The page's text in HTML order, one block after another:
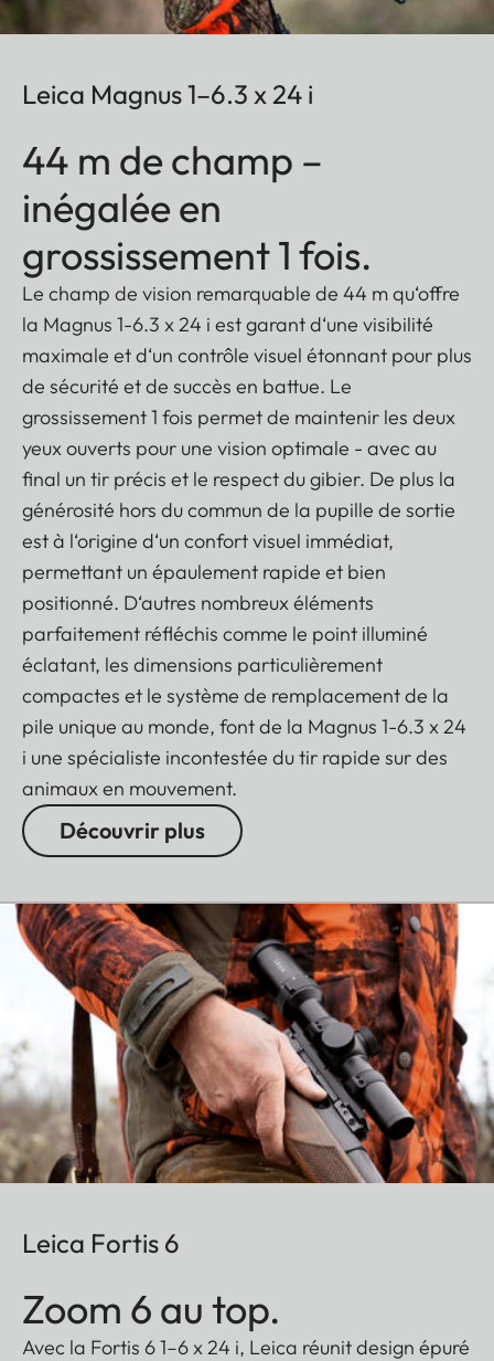
Leica Magnus 1–6.3 x 24 i
44 m de champ –
inégalée en
grossissement 1 fois.
Le champ de vision remarquable de 44 m qu‘offre
la Magnus 1-6.3 x 24 i est garant d‘une visibilité
maximale et d‘un contrôle visuel étonnant pour plus
de sécurité et de succès en battue. Le
grossissement 1 fois permet de maintenir les deux
yeux ouverts pour une vision optimale - avec au
final un tir précis et le respect du gibier. De plus la
générosité hors du commun de la pupille de sortie
est à l‘origine d‘un confort visuel immédiat,
permettant un épaulement rapide et bien
positionné. D‘autres nombreux éléments
parfaitement réfléchis comme le point illuminé
éclatant, les dimensions particulièrement
compactes et le système de remplacement de la
pile unique au monde, font de la Magnus 1-6.3 x 24
i une spécialiste incontestée du tir rapide sur des
animaux en mouvement.
Découvrir plus
Leica Fortis 6
Zoom 6 au top.
Avec la Fortis 6 1–6 x 24 i, Leica réunit design épuré